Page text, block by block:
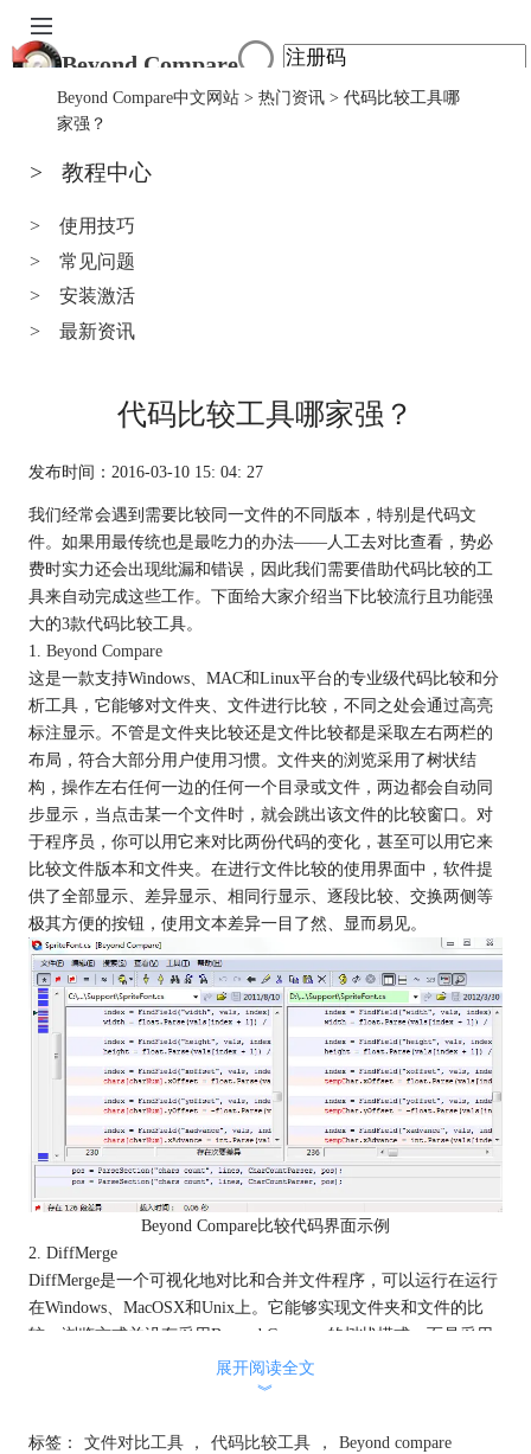
Beyond Compare
首页
服务中心
Beyond Compare中文网站> 热门资讯> 代码比较工具哪
家强？
> 教程中心
>
使用技巧
>
常见问题
>
安装激活
>
最新资讯
代码比较工具哪家强？
发布时间：2016-03-10 15: 04: 27
我们经常会遇到需要比较同一文件的不同版本，特别是代码文
件。如果用最传统也是最吃力的办法——人工去对比查看，势必
费时实力还会出现纰漏和错误，因此我们需要借助代码比较的工
具来自动完成这些工作。下面给大家介绍当下比较流行且功能强
大的3款代码比较工具。
1. Beyond Compare
这是一款支持Windows、MAC和Linux平台的专业级代码比较和分
析工具，它能够对文件夹、文件进行比较，不同之处会通过高亮
标注显示。不管是文件夹比较还是文件比较都是采取左右两栏的
布局，符合大部分用户使用习惯。文件夹的浏览采用了树状结
构，操作左右任何一边的任何一个目录或文件，两边都会自动同
步显示，当点击某一个文件时，就会跳出该文件的比较窗口。对
于程序员，你可以用它来对比两份代码的变化，甚至可以用它来
比较文件版本和文件夹。在进行文件比较的使用界面中，软件提
供了全部显示、差异显示、相同行显示、逐段比较、交换两侧等
极其方便的按钮，使用文本差异一目了然、显而易见。
Beyond Compare比较代码界面示例
2. DiffMerge
DiffMerge是一个可视化地对比和合并文件程序，可以运行在运行
在Windows、MacOSX和Unix上。它能够实现文件夹和文件的比
较，浏览方式并没有采用Beyond Compare的树状模式，而是采用
平铺方式，所有文件和文件夹都显示在一层上，通过view菜单来
选择和过滤要显示内容。所以在使用人群上并没有Beyond
展开阅读全文
︾
标签： 文件对比工具 ， 代码比较工具 ， Beyond compare